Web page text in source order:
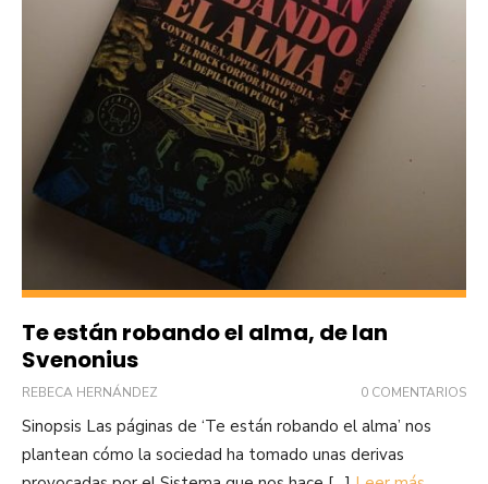
Te están robando el alma, de Ian
Svenonius
REBECA HERNÁNDEZ 0 COMENTARIOS
Sinopsis Las páginas de ‘Te están robando el alma’ nos
plantean cómo la sociedad ha tomado unas derivas